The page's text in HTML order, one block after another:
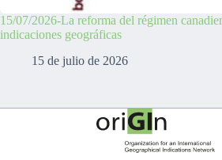
15/07/2026-La reforma del régimen
indicaciones geográficas
15 de julio de 2026